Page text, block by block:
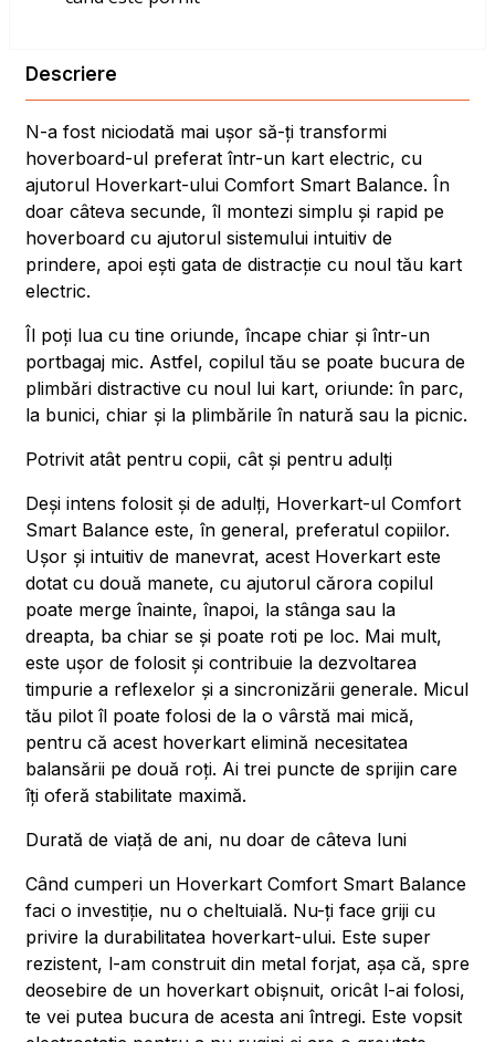
Descriere
N-a fost niciodată mai ușor să-ți transformi
hoverboard-ul preferat într-un kart electric, cu
ajutorul Hoverkart-ului Comfort Smart Balance. În
doar câteva secunde, îl montezi simplu și rapid pe
hoverboard cu ajutorul sistemului intuitiv de
prindere, apoi ești gata de distracție cu noul tău kart
electric.
Îl poți lua cu tine oriunde, încape chiar și într-un
portbagaj mic. Astfel, copilul tău se poate bucura de
plimbări distractive cu noul lui kart, oriunde: în parc,
la bunici, chiar și la plimbările în natură sau la picnic.
Potrivit atât pentru copii, cât și pentru adulți
Deși intens folosit și de adulți, Hoverkart-ul Comfort
Smart Balance este, în general, preferatul copiilor.
Ușor și intuitiv de manevrat, acest Hoverkart este
dotat cu două manete, cu ajutorul cărora copilul
poate merge înainte, înapoi, la stânga sau la
dreapta, ba chiar se și poate roti pe loc. Mai mult,
este ușor de folosit și contribuie la dezvoltarea
timpurie a reflexelor și a sincronizării generale. Micul
tău pilot îl poate folosi de la o vârstă mai mică,
pentru că acest hoverkart elimină necesitatea
balansării pe două roți. Ai trei puncte de sprijin care
îți oferă stabilitate maximă.
Durată de viață de ani, nu doar de câteva luni
Când cumperi un Hoverkart Comfort Smart Balance
faci o investiție, nu o cheltuială. Nu-ți face griji cu
privire la durabilitatea hoverkart-ului. Este super
rezistent, l-am construit din metal forjat, așa că, spre
deosebire de un hoverkart obișnuit, oricât l-ai folosi,
te vei putea bucura de acesta ani întregi. Este vopsit